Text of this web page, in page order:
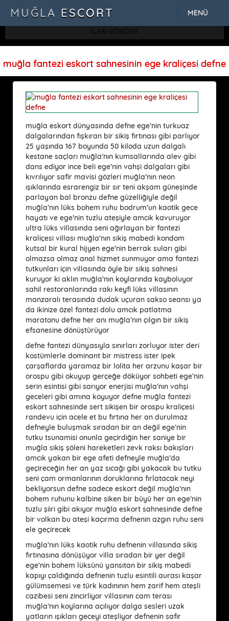
SQLSTATE[42000]: Syntax error or access violation: 1115 Unknown
character set: 'uf8'
MENÜ
MUĞLA ESCORT
muğla fantezi eskort sahnesinin ege kraliçesi defne
muğla eskort dünyasında defne ege’nin turkuaz
dalgalarından fışkıran bir sikiş fırtınası gibi parlıyor
25 yaşında 167 boyunda 50 kiloda uzun dalgalı
kestane saçları muğla’nın kumsallarında alev gibi
dans ediyor ince beli ege’nin vahşi dalgaları gibi
kıvrılıyor safir mavisi gözleri muğla’nın neon
ışıklarında esrarengiz bir sır teni akşam güneşinde
parlayan bal bronzu defne güzelliğiyle değil
muğla’nın lüks bohem ruhu bodrum’un kaotik gece
hayatı ve ege’nin tuzlu ateşiyle amcık kavuruyor
ultra lüks villasında seni ağırlayan bir fantezi
kraliçesi villası muğla’nın sikiş mabedi kondom
kutsal bir kural hijyen ege’nin berrak suları gibi
olmazsa olmaz anal hizmet sunmuyor ama fantezi
tutkunları için villasında öyle bir sikiş sahnesi
kuruyor ki aklın muğla’nın koylarında kayboluyor
sahil restoranlarında rakı keyfi lüks villasının
manzaralı terasında dudak uçuran sakso seansı ya
da ikinize özel fantezi dolu amcık patlatma
maratonu defne her anı muğla’nın çılgın bir sikiş
efsanesine dönüştürüyor
defne fantezi dünyasıyla sınırları zorluyor ister deri
kostümlerle dominant bir mistress ister ipek
çarşaflarda yaramaz bir lolita her arzunu kaşar bir
orospu gibi okuyup gerçeğe döküyor sohbeti ege’nin
serin esintisi gibi sarıyor enerjisi muğla’nın vahşi
geceleri gibi amına koyuyor defne muğla fantezi
eskort sahnesinde sert sikişen bir orospu kraliçesi
randevu için acele et bu fırtına her an durulmaz
defneyle buluşmak sıradan bir an değil ege’nin
tutku tsunamisi onunla geçirdiğin her saniye bir
muğla sikiş şöleni hareketleri zevk raksı bakışları
amcık yakan bir ege afeti defneyle muğla’da
geçireceğin her an yaz sıcağı gibi yakacak bu tutku
seni çam ormanlarının doruklarına fırlatacak neyi
bekliyorsun defne sadece eskort değil muğla’nın
bohem ruhunu kalbine siken bir büyü her an ege’nin
tuzlu şiiri gibi akıyor muğla eskort sahnesinde defne
bir volkan bu ateşi kaçırma defnenin azgın ruhu seni
ele geçirecek
muğla’nın lüks kaotik ruhu defnenin villasında sikiş
fırtınasına dönüşüyor villa sıradan bir yer değil
ege’nin bohem lüksünü yansıtan bir sikiş mabedi
kapıyı çaldığında defnenin tuzlu esintili aurası kaşar
gülümsemesi ve türk kadınının hem zarif hem ateşli
cazibesi seni zincirliyor villasının cam terası
muğla’nın koylarına açılıyor dalga sesleri uzak
yatların ışıkları geceyi ateşliyor defnenin safir